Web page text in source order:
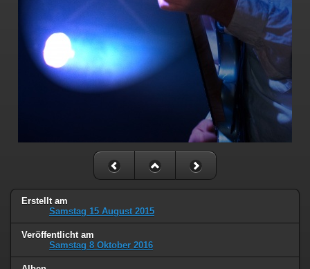
Erstellt am
Samstag 15 August 2015
Veröffentlicht am
Samstag 8 Oktober 2016